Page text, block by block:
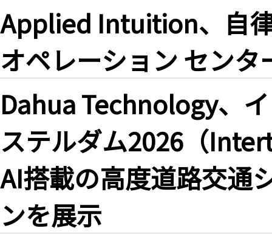
Applied Intuition、自
オペレーション セン
Dahua Technology、
ステルダム2026（
AI搭載の高度道路交通
ンを展示